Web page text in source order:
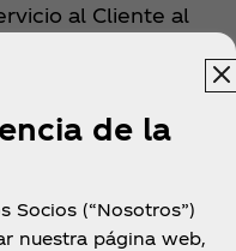
al Cliente al
- 7436774 dentro
lunes a viernes
de la
Socios (“Nosotros”)
nuestra página web,